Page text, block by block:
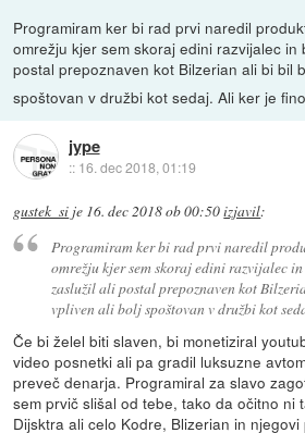
Programiram ker bi rad prvi naredil
omrežju kjer sem skoraj edini razvijalec
postal prepoznaven kot Bilzerian ali bi bil
spoštovan v družbi kot sedaj. Ali ker je
jype
:: 16. dec 2018, 01:19
gustek_si je 16. dec 2018 ob 00:50izjavil:
Programiram ker bi rad prvi naredil
omrežju kjer sem skoraj edini razvijalec
zaslužil ali postal prepoznaven kot
vpliven ali bolj spoštovan v družbi kot
Če bi želel biti slaven, bi monetiziral
video posnetki ali pa gradil luksuzne
preveč denarja. Programiral za slavo
sem prvič slišal od tebe, tako da očitno ni
Dijsktra ali celo Kodre, Blizerian in